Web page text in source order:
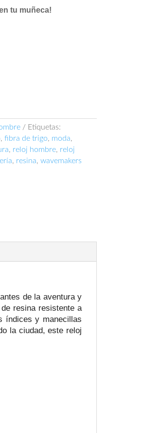
tu muñeca!
Etiquetas:
, fibra de trigo, moda,
, reloj hombre, reloj
, resina, wavemakers
de la aventura y
resina resistente a
índices y manecillas
la ciudad, este reloj